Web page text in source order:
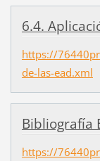
6.4.
https://
de-las-ead.xml
Bibliografía
https://